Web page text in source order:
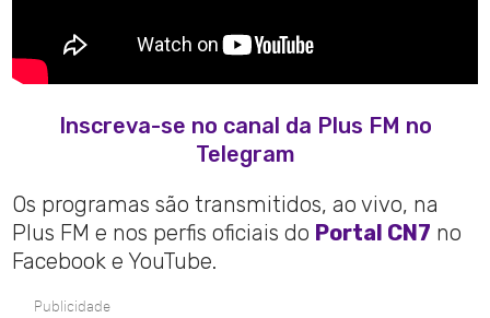
Inscreva-se no canal da Plus FM no
Telegram
Os programas são transmitidos, ao vivo, na
Plus FM e nos perfis oficiais do Portal CN7 no
Facebook e YouTube.
Publicidade